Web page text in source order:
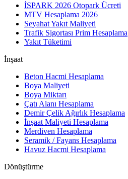
İSPARK 2026 Otopark Ücreti
MTV Hesaplama 2026
Seyahat Yakıt Maliyeti
Trafik Sigortası Prim Hesaplama
Yakıt Tüketimi
İnşaat
Beton Hacmi Hesaplama
Boya Maliyeti
Boya Miktarı
Çatı Alanı Hesaplama
Demir Çelik Ağırlık Hesaplama
İnşaat Maliyeti Hesaplama
Merdiven Hesaplama
Seramik / Fayans Hesaplama
Havuz Hacmi Hesaplama
Dönüştürme